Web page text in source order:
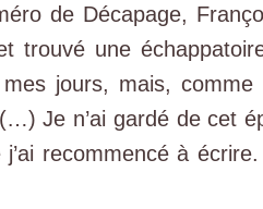
de Décapage,
trouvé une
jours, mais,
Je n’ai gardé de cet
recommencé à